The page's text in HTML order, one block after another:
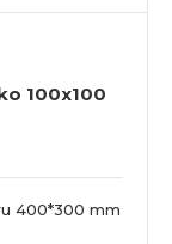
100x100
400*300 mm